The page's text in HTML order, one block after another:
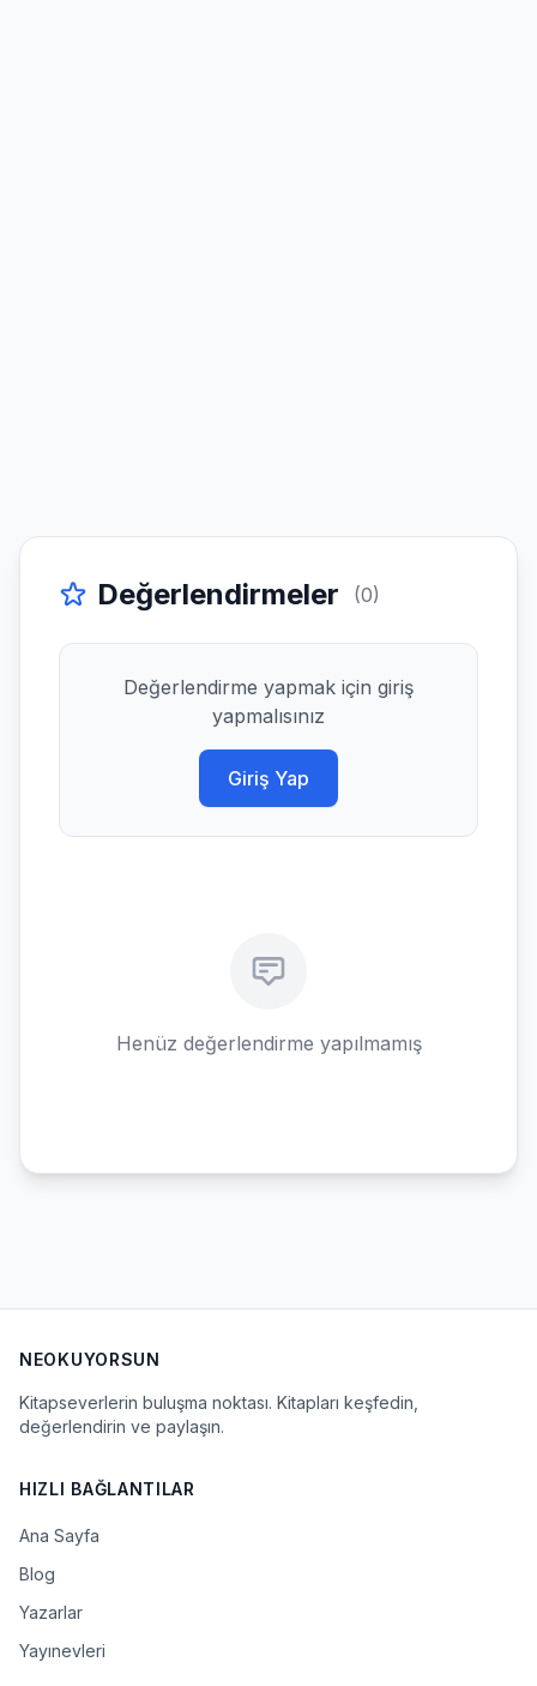
Değerlendirmeler (0)
Değerlendirme yapmak için giriş
yapmalısınız
Giriş Yap
Henüz değerlendirme yapılmamış
NEOKUYORSUN
Kitapseverlerin buluşma noktası. Kitapları keşfedin,
değerlendirin ve paylaşın.
HIZLI BAĞLANTILAR
Ana Sayfa
Blog
Yazarlar
Yayınevleri